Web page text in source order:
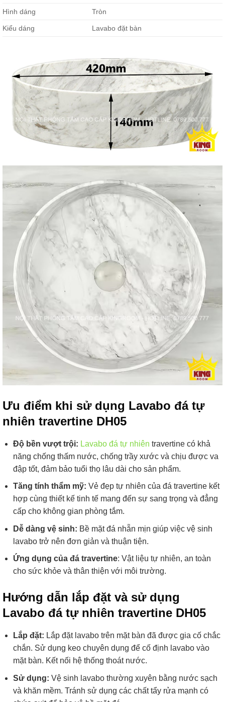
Hình dáng Tròn
Kiểu dáng Lavabo đặt bàn
Ưu điểm khi sử dụng Lavabo đá tự
nhiên travertine DH05
Độ bền vượt trội: Lavabo đá tự nhiên travertine có khả
năng chống thấm nước, chống trầy xước và chịu được va
đập tốt, đảm bảo tuổi thọ lâu dài cho sản phẩm.
Tăng tính thẩm mỹ: Vẻ đẹp tự nhiên của đá travertine kết
hợp cùng thiết kế tinh tế mang đến sự sang trọng và đẳng
cấp cho không gian phòng tắm.
Dễ dàng vệ sinh: Bề mặt đá nhẵn mịn giúp việc vệ sinh
lavabo trở nên đơn giản và thuận tiện.
Ứng dụng của đá travertine: Vật liệu tự nhiên, an toàn
cho sức khỏe và thân thiện với môi trường.
Hướng dẫn lắp đặt và sử dụng
Lavabo đá tự nhiên travertine DH05
Lắp đặt: Lắp đặt lavabo trên mặt bàn đã được gia cố chắc
chắn. Sử dụng keo chuyên dụng để cố định lavabo vào
mặt bàn. Kết nối hệ thống thoát nước.
Sử dụng: Vệ sinh lavabo thường xuyên bằng nước sạch
và khăn mềm. Tránh sử dụng các chất tẩy rửa mạnh có